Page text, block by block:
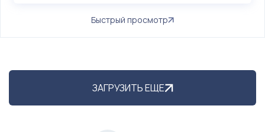
Быстрый просмотр
ЗАГРУЗИТЬ ЕЩЕ